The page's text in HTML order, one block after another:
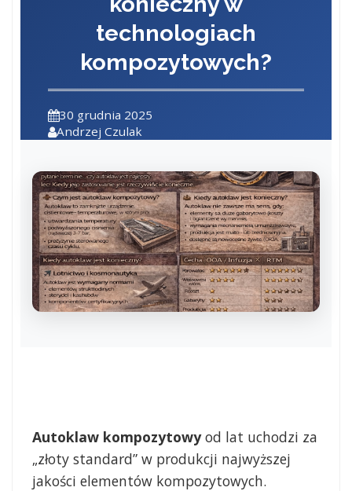
technologiach
kompozytowych?
30 grudnia 2025
Andrzej Czulak
Autoklaw kompozytowyod lat uchodzi za
„złoty standard” w produkcji najwyższej
jakości elementów kompozytowych.